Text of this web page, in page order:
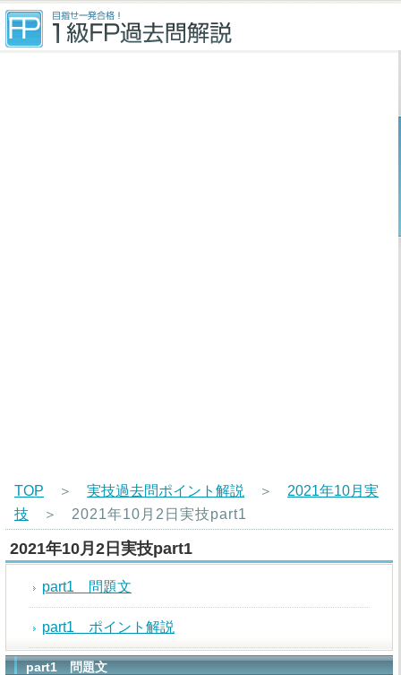
TOP ＞ 実技過去問ポイント解説 ＞ 2021年10月実
技 ＞ 2021年10月2日実技part1
2021年10月2日実技part1
part1 問題文
part1 ポイント解説
part1 問題文